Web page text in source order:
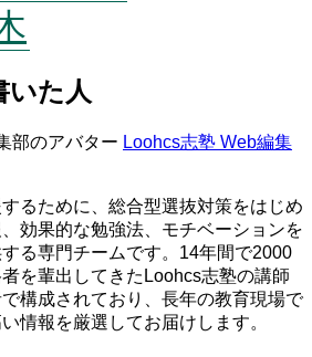
いた人
Loohcs志塾 Web編集
るために、総合型選抜対策をはじめ
効果的な勉強法、モチベーションを
る専門チームです。14年間で2000
を輩出してきたLoohcs志塾の講師
構成されており、長年の教育現場で
情報を厳選してお届けします。